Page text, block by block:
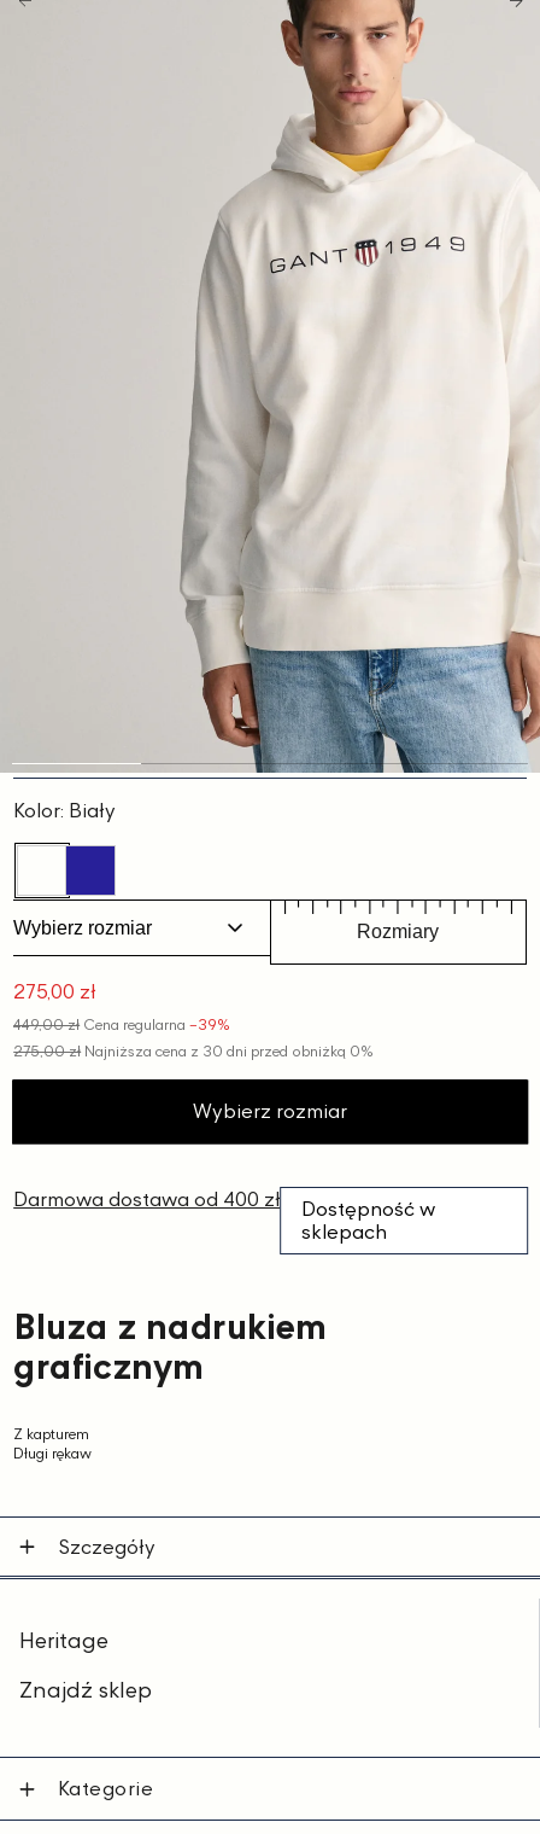
Otwórz
media
galerii
Slajd
Slajd
Slajd
Slajd
Bluza z nadrukiem
graficznym
Z kapturem
Długi rękaw
Kolor: Biały
Wybierz rozmiar Rozmiary
Cena
promocyjna
275,00 zł
449,00 zł Cena regularna −39%
275,00 złNajniższa cena z 30 dni przed obniżką 0%
Wybierz rozmiar
Darmowa dostawa od 400 zł
Dostępność w
sklepach
Szczegóły
Heritage
Znajdź sklep
Kategorie